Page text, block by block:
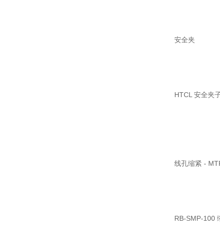
安全夹
HTCL 安全夹
线孔缩紧 -
RB-SMP-100